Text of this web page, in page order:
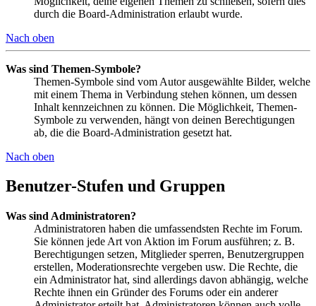
durch die Board-Administration erlaubt wurde.
Nach oben
Was sind Themen-Symbole?
Themen-Symbole sind vom Autor ausgewählte Bilder, welche
mit einem Thema in Verbindung stehen können, um dessen
Inhalt kennzeichnen zu können. Die Möglichkeit, Themen-
Symbole zu verwenden, hängt von deinen Berechtigungen
ab, die die Board-Administration gesetzt hat.
Nach oben
Benutzer-Stufen und Gruppen
Was sind Administratoren?
Administratoren haben die umfassendsten Rechte im Forum.
Sie können jede Art von Aktion im Forum ausführen; z. B.
Berechtigungen setzen, Mitglieder sperren, Benutzergruppen
erstellen, Moderationsrechte vergeben usw. Die Rechte, die
ein Administrator hat, sind allerdings davon abhängig, welche
Rechte ihnen ein Gründer des Forums oder ein anderer